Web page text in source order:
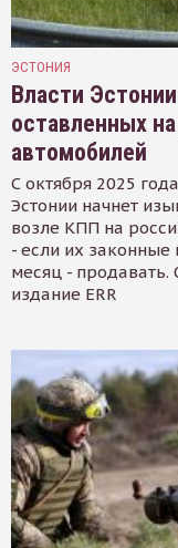
ЭСТОНИЯ
Власти
оставленных
автомобилей
С октября 2025
Эстонии начнет
возле КПП на
- если их законные
месяц - продавать.
издание ERR